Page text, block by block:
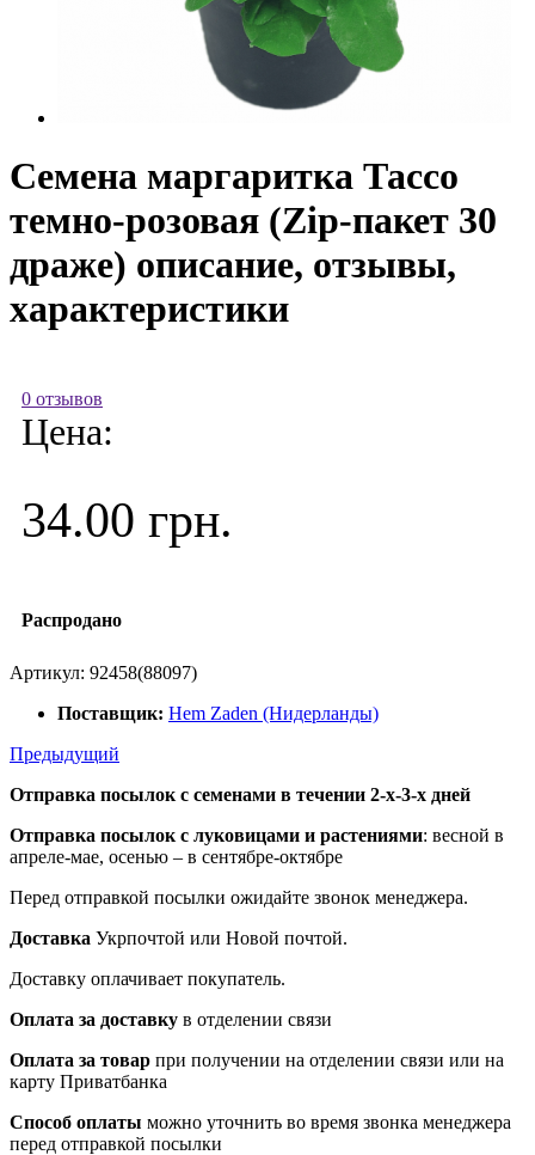
Семена маргаритка Тассо
темно-розовая (Zip-пакет 30
драже) описание, отзывы,
характеристики
0 отзывов
Цена:
34.00 грн.
Распродано
Артикул: 92458(88097)
Поставщик: Hem Zaden (Нидерланды)
Предыдущий
Отправка посылок с семенами в течении 2-х-3-х дней
Отправка посылок с луковицами и растениями: весной в
апреле-мае, осенью – в сентябре-октябре
Перед отправкой посылки ожидайте звонок менеджера.
Доставка Укрпочтой или Новой почтой.
Доставку оплачивает покупатель.
Оплата за доставку в отделении связи
Оплата за товар при получении на отделении связи или на
карту Приватбанка
Способ оплаты можно уточнить во время звонка менеджера
перед отправкой посылки